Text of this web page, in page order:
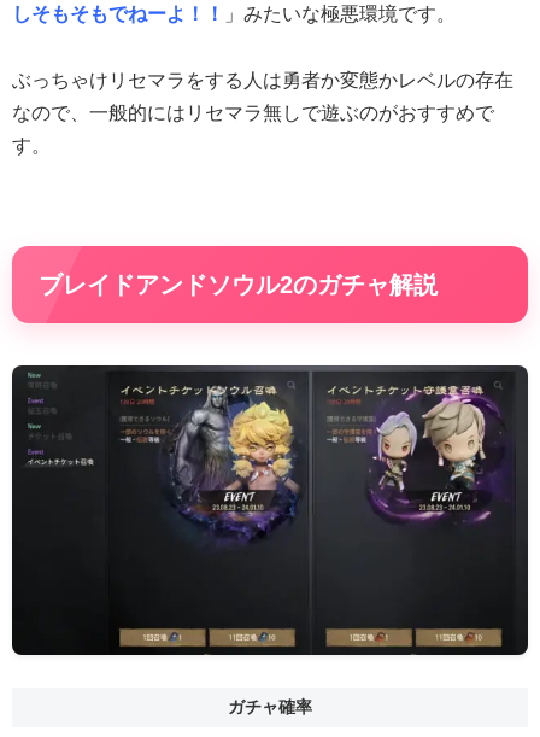
しそもそもでねーよ！！
」みたいな極悪環境です。
ぶっちゃけリセマラをする人は勇者か変態かレベルの存在
なので、一般的にはリセマラ無しで遊ぶのがおすすめで
す。
ブレイドアンドソウル2のガチャ解説
ガチャ確率